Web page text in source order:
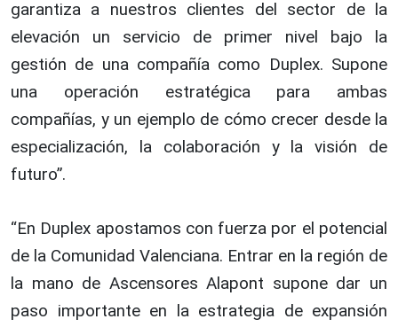
garantiza a nuestros clientes del sector de la
elevación un servicio de primer nivel bajo la
gestión de una compañía como Duplex. Supone
una operación estratégica para ambas
compañías, y un ejemplo de cómo crecer desde la
especialización, la colaboración y la visión de
futuro”.
“En Duplex apostamos con fuerza por el potencial
de la Comunidad Valenciana. Entrar en la región de
la mano de Ascensores Alapont supone dar un
paso importante en la estrategia de expansión